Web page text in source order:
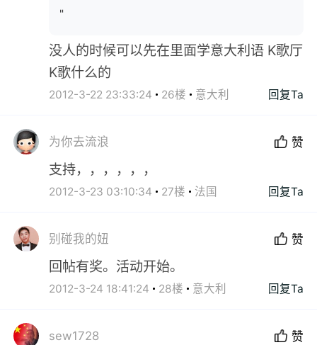
"
没人的时候可以先在里面学意大利语 K歌厅
K歌什么的
2012-3-22 23:33:24 26楼 意大利 回复Ta
为你去流浪 赞
支持，，，，，，
2012-3-23 03:10:34 27楼 法国 回复Ta
别碰我的妞 赞
回帖有奖。活动开始。
2012-3-24 18:41:24 28楼 意大利 回复Ta
sew1728 赞